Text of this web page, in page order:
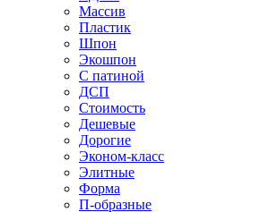
Массив
Пластик
Шпон
Экошпон
С патиной
ДСП
Стоимость
Дешевые
Дорогие
Эконом-класс
Элитные
Форма
П-образные